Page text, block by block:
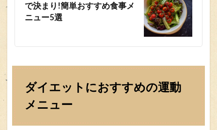
で決まり!簡単おすすめ食事メ
ニュー5選
ダイエットにおすすめの運動
メニュー